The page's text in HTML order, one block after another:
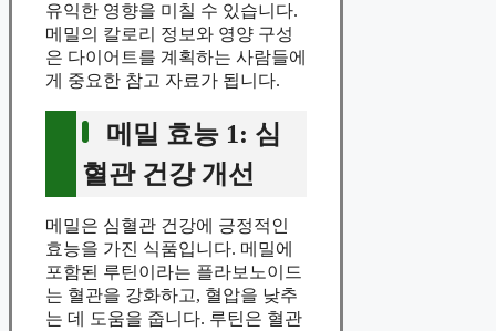
유익한 영향을 미칠 수 있습니다.
메밀의 칼로리 정보와 영양 구성
은 다이어트를 계획하는 사람들에
게 중요한 참고 자료가 됩니다.
메밀 효능 1: 심
혈관 건강 개선
메밀은 심혈관 건강에 긍정적인
효능을 가진 식품입니다. 메밀에
포함된 루틴이라는 플라보노이드
는 혈관을 강화하고, 혈압을 낮추
는 데 도움을 줍니다. 루틴은 혈관